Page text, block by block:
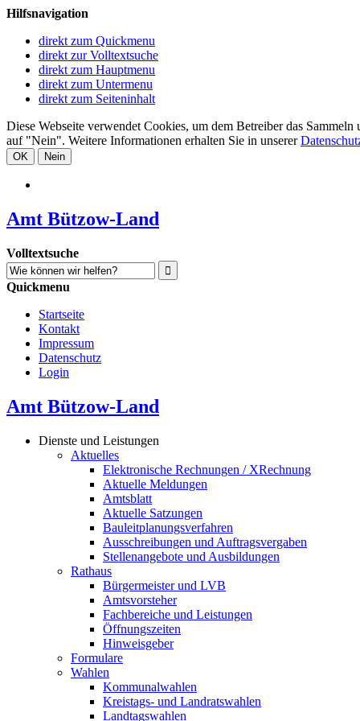
Hilfsnavigation
direkt zum Quickmenu
direkt zur Volltextsuche
direkt zum Hauptmenu
direkt zum Untermenu
direkt zum Seiteninhalt
Diese Webseite verwendet Cookies, um dem Betreiber das
auf "Nein". Weitere Informationen erhalten Sie in unserer
OK Nein
Amt Bützow-Land
Volltextsuche
Quickmenu
Startseite
Kontakt
Impressum
Datenschutz
Login
Amt Bützow-Land
Dienste und Leistungen
Aktuelles
Elektronische Rechnungen / XRechnung
Aktuelle Meldungen
Amtsblatt
Aktuelle Satzungen
Bauleitplanungsverfahren
Ausschreibungen und Auftragsvergaben
Stellenangebote und Ausbildungen
Rathaus
Bürgermeister und LVB
Amtsvorsteher
Fachbereiche und Leistungen
Öffnungszeiten
Hinweisgeber
Formulare
Wahlen
Kommunalwahlen
Kreistags- und Landratswahlen
Landtagswahlen